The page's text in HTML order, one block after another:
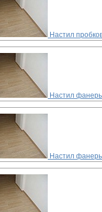
Настил
Настил
Настил